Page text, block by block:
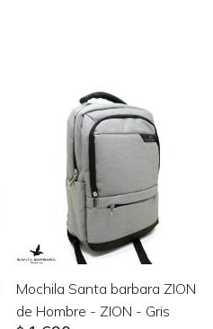
Mochila Santa barbara ZION
de Hombre - ZION - Gris